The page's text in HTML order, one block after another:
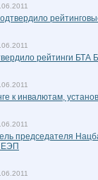
рейтинги БТА
к инвалютам,
председателя
ЕЭП